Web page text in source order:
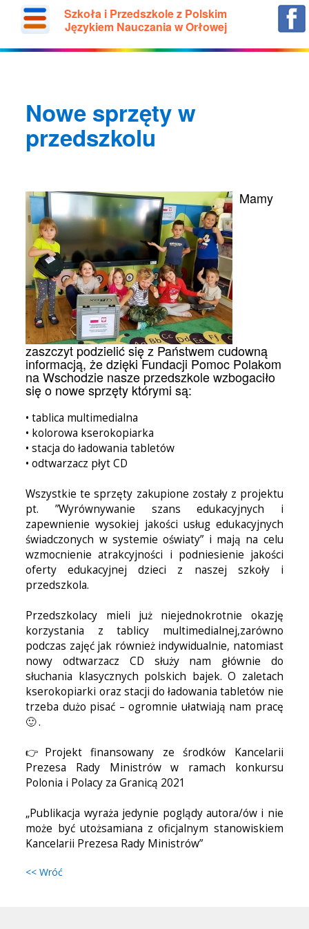
Szkoła i Przedszkole z Polskim
Językiem Nauczania w Orłowej
Nowe sprzęty w
przedszkolu
Mamy
zaszczyt podzielić się z Państwem cudowną
informacją, że dzięki Fundacji Pomoc Polakom
na Wschodzie nasze przedszkole wzbogaciło
się o nowe sprzęty którymi są:
• tablica multimedialna
• kolorowa kserokopiarka
• stacja do ładowania tabletów
• odtwarzacz płyt CD
Wszystkie te sprzęty zakupione zostały z projektu
pt. ”Wyrównywanie szans edukacyjnych i
zapewnienie wysokiej jakości usług edukacyjnych
świadczonych w systemie oświaty” i mają na celu
wzmocnienie atrakcyjności i podniesienie jakości
oferty edukacyjnej dzieci z naszej szkoły i
przedszkola.
Przedszkolacy mieli już niejednokrotnie okazję
korzystania z tablicy multimedialnej,zarówno
podczas zajęć jak również indywidualnie, natomiast
nowy odtwarzacz CD służy nam głównie do
słuchania klasycznych polskich bajek. O zaletach
kserokopiarki oraz stacji do ładowania tabletów nie
trzeba dużo pisać – ogromnie ułatwiają nam pracę
🙂 .
👉Projekt finansowany ze środków Kancelarii
Prezesa Rady Ministrów w ramach konkursu
Polonia i Polacy za Granicą 2021
„Publikacja wyraża jedynie poglądy autora/ów i nie
może być utożsamiana z oficjalnym stanowiskiem
Kancelarii Prezesa Rady Ministrów”
<< Wróć